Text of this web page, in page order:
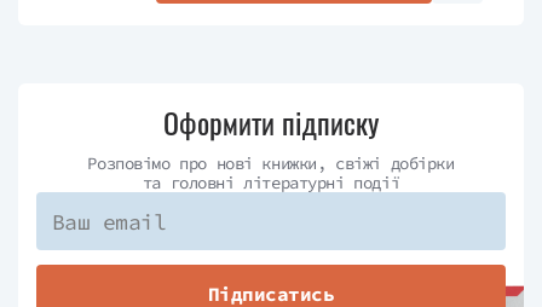
Оформити підписку
Розповімо про нові книжки, свіжі добірки
та головні літературні події
Підписатись